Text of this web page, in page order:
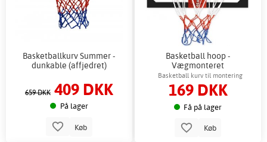
Basketballkurv Summer -
dunkable (affjedret)
659 DKK 409 DKK
På lager
Køb
Basketball hoop -
Vægmonteret
Basketball kurv til montering
169 DKK
Få på lager
Køb